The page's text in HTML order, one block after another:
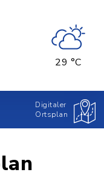
29 °C
Digitaler
Ortsplan